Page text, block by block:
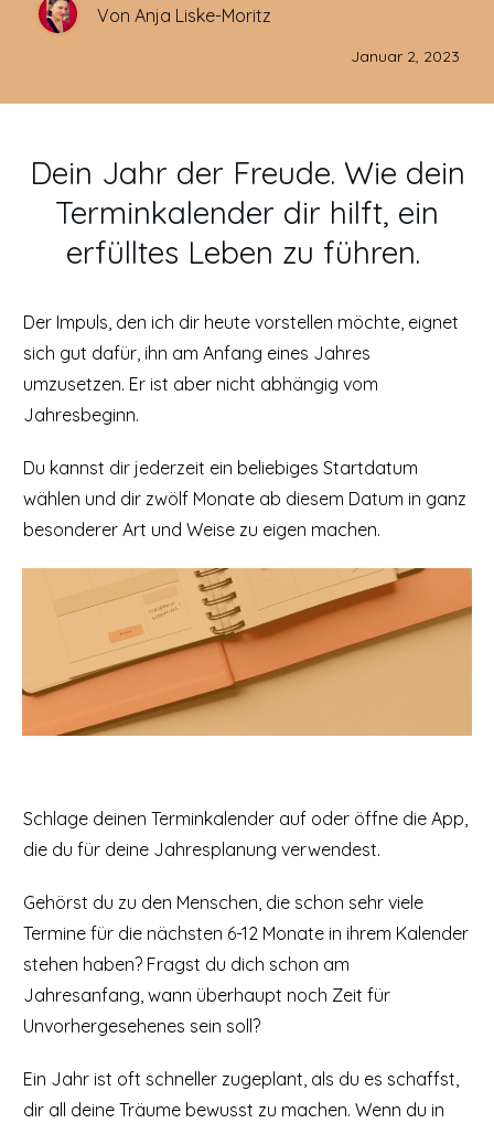
Von Anja Liske-Moritz
Januar 2, 2023
Dein Jahr der Freude. Wie dein
Terminkalender dir hilft, ein
erfülltes Leben zu führen.
Der Impuls, den ich dir heute vorstellen möchte, eignet
sich gut dafür, ihn am Anfang eines Jahres
umzusetzen. Er ist aber nicht abhängig vom
Jahresbeginn.
Du kannst dir jederzeit ein beliebiges Startdatum
wählen und dir zwölf Monate ab diesem Datum in ganz
besonderer Art und Weise zu eigen machen.
Schlage deinen Terminkalender auf oder öffne die App,
die du für deine Jahresplanung verwendest.
Gehörst du zu den Menschen, die schon sehr viele
Termine für die nächsten 6-12 Monate in ihrem Kalender
stehen haben? Fragst du dich schon am
Jahresanfang, wann überhaupt noch Zeit für
Unvorhergesehenes sein soll?
Ein Jahr ist oft schneller zugeplant, als du es schaffst,
dir all deine Träume bewusst zu machen. Wenn du in